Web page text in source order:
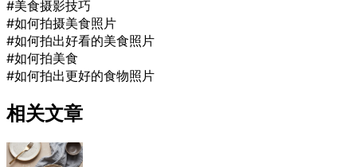
#美食摄影技巧
#如何拍摄美食照片
#如何拍出好看的美食照片
#如何拍美食
#如何拍出更好的食物照片
相关文章